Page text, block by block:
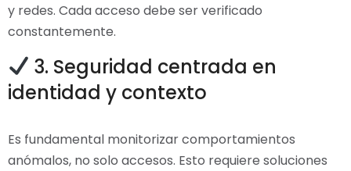
y redes. Cada acceso debe ser verificado
constantemente.
3. Seguridad centrada en
identidad y contexto
Es fundamental monitorizar comportamientos
anómalos, no solo accesos. Esto requiere soluciones